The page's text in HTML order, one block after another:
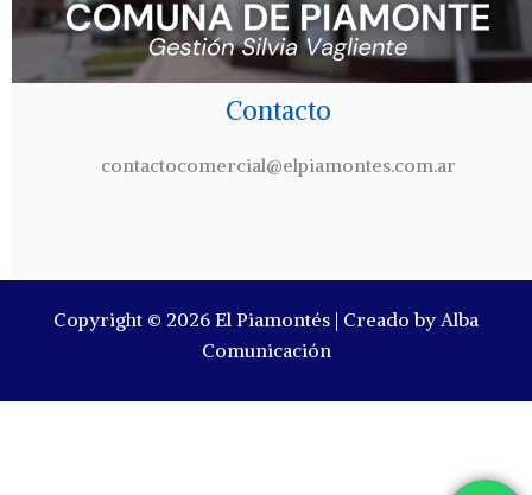
Contacto
contactocomercial@elpiamontes.com.ar
Copyright © 2026 El Piamontés | Creado by Alba
Comunicación